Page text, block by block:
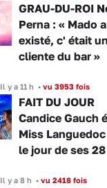
GRAU-DU-ROI
Perna : « Mado a
existé, c' était
cliente du bar »
Il y a 11 h • vu 3953 fois
FAIT DU JOUR
Candice Gauch
Miss
le jour de ses
Il y a 8 h • vu 2418 fois